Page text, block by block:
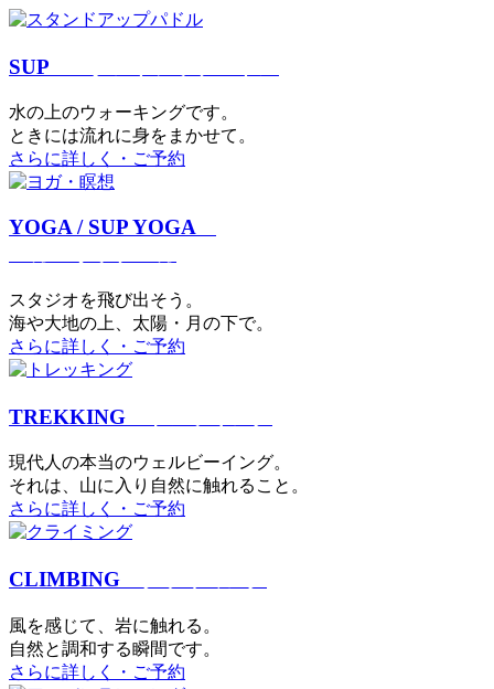
SUP
⽔の上のウォーキングです。
ときには流れに身をまかせて。
さらに詳しく・ご予約
YOGA / SUP YOGA
スタジオを⾶び出そう。
海や大地の上、太陽・⽉の下で。
さらに詳しく・ご予約
TREKKING
現代⼈の本当のウェルビーイング。
それは、⼭に⼊り⾃然に触れること。
さらに詳しく・ご予約
CLIMBING
⾵を感じて、岩に触れる。
⾃然と調和する瞬間です。
さらに詳しく・ご予約